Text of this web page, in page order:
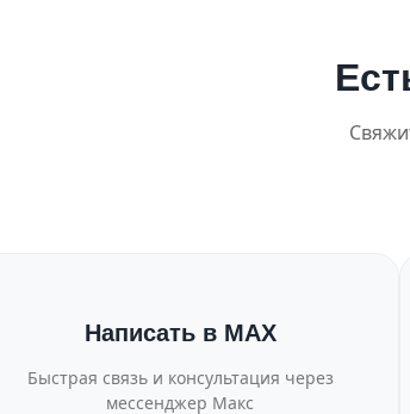
Написать в MAX
Быстрая связь и консультация через
мессенджер Макс